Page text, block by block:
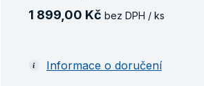
1 899 00 Kč bez DPH / ks
Informace o doručení